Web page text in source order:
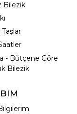
Bilezik
- Bütçene Göre
Bilezik